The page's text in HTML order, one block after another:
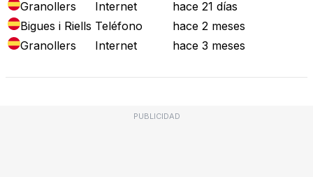
Granollers
Internet
hace 21 días
Bigues i Riells Teléfono
hace 2 meses
Granollers
Internet hace 3 meses
PUBLICIDAD